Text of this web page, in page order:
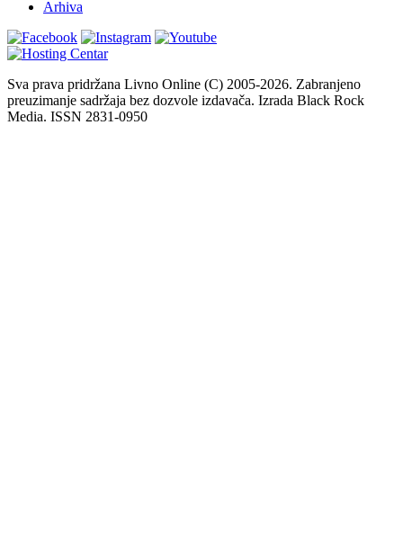
Arhiva
Sva prava pridržana Livno Online (C) 2005-2026. Zabranjeno
preuzimanje sadržaja bez dozvole izdavača. Izrada Black Rock
Media. ISSN 2831-0950